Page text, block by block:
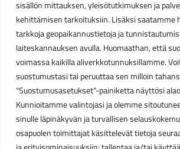
sisällön mittauksen, yleisötutkimuksen ja
kehittämisen tarkoituksiin. Lisäksi saatamme
tarkkoja geopaikannustietoja ja
laiteskannauksen avulla. Huomaathan, että
voimassa kaikilla aliverkkotunnuksillamme.
suostumustasi tai peruuttaa sen milloin
"Suostumusasetukset"-painiketta näyttösi
Kunnioitamme valintojasi ja olemme
sinulle läpinäkyvän ja turvallisen
osapuolen toimittajat käsittelevät tietoja
La 10-14
Kesäkauden aukioloajat (1.3.2026 –
Ma-Pe 10-18
La 9-15
Poikkeavat aukioloajat:
Pyhäinpäivä lauantai 31.10. – suljettu